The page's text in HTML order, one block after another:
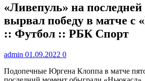
«Ливепуль» на последней
вырвал победу в матче с
:: Футбол :: РБК Спорт
admin 01.09.2022 0
Подопечные Юргена Клоппа в матче